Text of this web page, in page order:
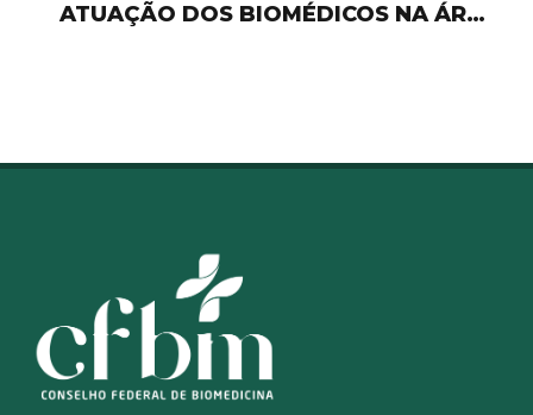
ATUAÇÃO DOS BIOMÉDICOS NA ÁREA